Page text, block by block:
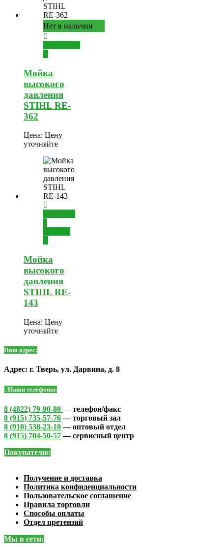
Нет в наличии
Мойка
высокого
давления
STIHL RE-
362
Цена: Цену
уточняйте
Мойка
высокого
давления
STIHL RE-
143
Цена: Цену
уточняйте
Наш адрес:
Адрес: г. Тверь, ул. Дарвина, д. 8
Наши телефоны:
8 (4822) 79-90-80— телефон/факс
8 (915) 735-57-76— торговый зал
8 (910) 538-23-10— оптовый отдел
8 (915) 704-50-57— сервисный центр
Покупателю:
Получение и доставка
Политика конфиденциальности
Пользовательское соглашение
Правила торговли
Способы оплаты
Отдел претензий
Мы в сети: